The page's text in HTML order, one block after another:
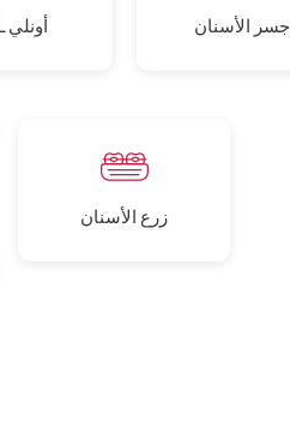
جسر الأسنان أونلي
زرع الأسنان